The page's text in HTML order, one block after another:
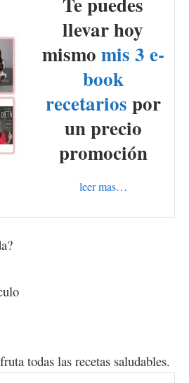
llevar hoy
mismo mis 3 e-
book
recetarios por
un precio
promoción
leer mas…
todas las recetas saludables.